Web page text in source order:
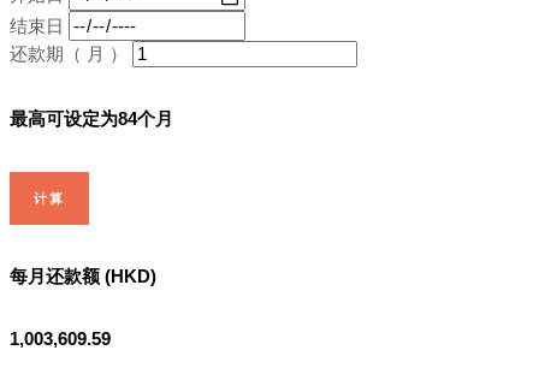
结束日
还款期（ 月 ）
最高可设定为84个月
计算
每月还款额 (HKD)
1,003,609.59